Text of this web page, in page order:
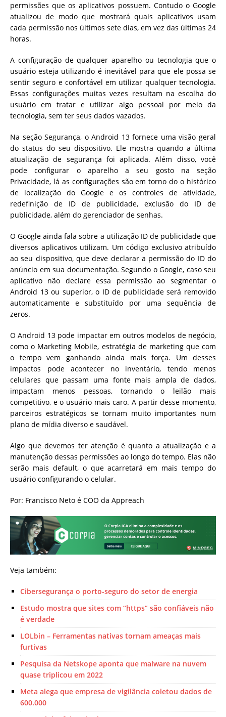
permissões que os aplicativos possuem. Contudo o Google
atualizou de modo que mostrará quais aplicativos usam
cada permissão nos últimos sete dias, em vez das últimas 24
horas.
A configuração de qualquer aparelho ou tecnologia que o
usuário esteja utilizando é inevitável para que ele possa se
sentir seguro e confortável em utilizar qualquer tecnologia.
Essas configurações muitas vezes resultam na escolha do
usuário em tratar e utilizar algo pessoal por meio da
tecnologia, sem ter seus dados vazados.
Na seção Segurança, o Android 13 fornece uma visão geral
do status do seu dispositivo. Ele mostra quando a última
atualização de segurança foi aplicada. Além disso, você
pode configurar o aparelho a seu gosto na seção
Privacidade, lá as configurações são em torno do o histórico
de localização do Google e os controles de atividade,
redefinição de ID de publicidade, exclusão do ID de
publicidade, além do gerenciador de senhas.
O Google ainda fala sobre a utilização ID de publicidade que
diversos aplicativos utilizam. Um código exclusivo atribuído
ao seu dispositivo, que deve declarar a permissão do ID do
anúncio em sua documentação. Segundo o Google, caso seu
aplicativo não declare essa permissão ao segmentar o
Android 13 ou superior, o ID de publicidade será removido
automaticamente e substituído por uma sequência de
zeros.
O Android 13 pode impactar em outros modelos de negócio,
como o Marketing Mobile, estratégia de marketing que com
o tempo vem ganhando ainda mais força. Um desses
impactos pode acontecer no inventário, tendo menos
celulares que passam uma fonte mais ampla de dados,
impactam menos pessoas, tornando o leilão mais
competitivo, e o usuário mais caro. A partir desse momento,
parceiros estratégicos se tornam muito importantes num
plano de mídia diverso e saudável.
Algo que devemos ter atenção é quanto a atualização e a
manutenção dessas permissões ao longo do tempo. Elas não
serão mais default, o que acarretará em mais tempo do
usuário configurando o celular.
Por: Francisco Neto é COO da Appreach
Veja também:
Cibersegurança o porto-seguro do setor de energia
Estudo mostra que sites com “https” são confiáveis não
é verdade
LOLbin – Ferramentas nativas tornam ameaças mais
furtivas
Pesquisa da Netskope aponta que malware na nuvem
quase triplicou em 2022
Meta alega que empresa de vigilância coletou dados de
600.000